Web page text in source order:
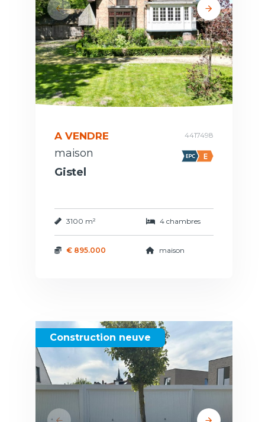
A VENDRE 4417498
maison
Gistel
3100 m² 4 chambres
€ 895.000 maison
Construction neuve